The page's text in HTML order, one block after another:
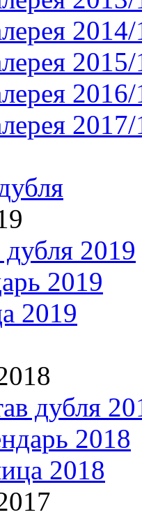
2019
2019
2019
дубля
2018
2018